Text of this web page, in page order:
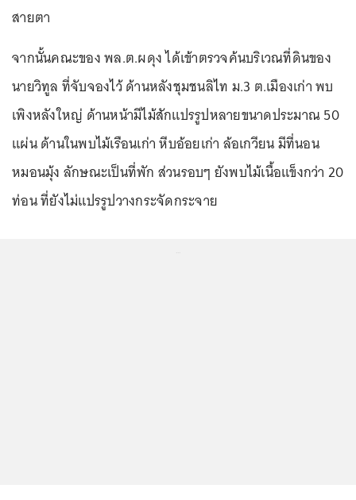
สายตา
จากนั้นคณะของ พล.ต.ผดุง ได้เข้าตรวจค้นบริเวณที่ดินของ
นายวิทูล ที่จับจองไว้ ด้านหลังชุมชนลิไท ม.3 ต.เมืองเก่า พบ
เพิงหลังใหญ่ ด้านหน้ามีไม้สักแปรรูปหลายขนาดประมาณ 50
แผ่น ด้านในพบไม้เรือนเก่า หีบอ้อยเก่า ล้อเกวียน มีที่นอน
หมอนมุ้ง ลักษณะเป็นที่พัก ส่วนรอบๆ ยังพบไม้เนื้อแข็งกว่า 20
ท่อน ที่ยังไม่แปรรูปวางกระจัดกระจาย